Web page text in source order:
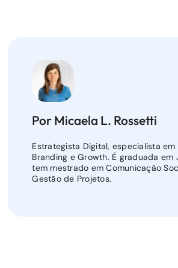
Por Micaela L. Rossetti
Estrategista Digital, especialista em
Branding e Growth. É graduada em
tem mestrado em Comunicação
Gestão de Projetos.